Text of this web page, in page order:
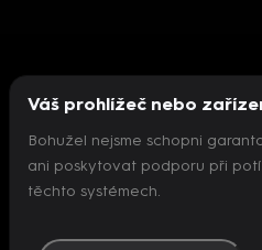
Nepodařilo se
Váš prohlížeč nebo
Bohužel nejsme schopni
ani poskytovat podporu při
těchto systémech.